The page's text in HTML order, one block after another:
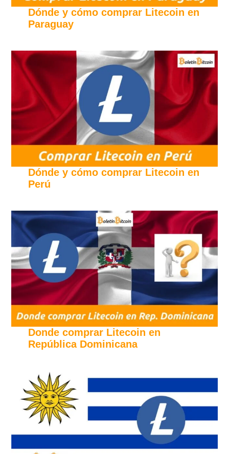
Dónde y cómo comprar Litecoin en
Paraguay
Dónde y cómo comprar Litecoin en
Perú
Donde comprar Litecoin en
República Dominicana